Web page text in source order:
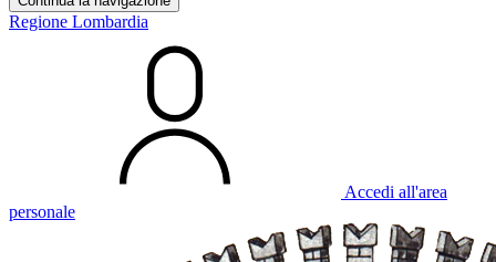
Regione Lombardia
Accedi all'area
personale